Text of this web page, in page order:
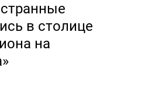
в столице
на